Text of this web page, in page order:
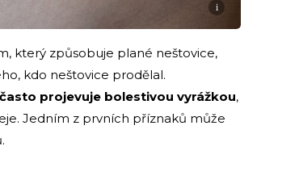
i
který způsobuje plané neštovice,
kdo neštovice prodělal.
projevuje bolestivou vyrážkou,
Jedním z prvních příznaků může